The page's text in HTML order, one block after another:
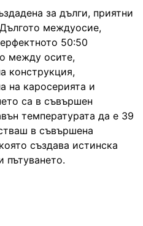
за дълги, приятни
междуосие,
50:50
между осите,
конструкция,
на каросерията и
са в съвършен
температурата да е 39
в съвършена
създава истинска
пътуването.